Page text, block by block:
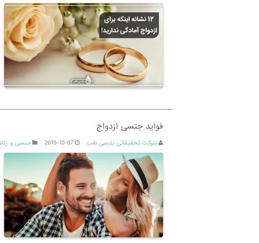
فواید جنسی ازدواج
شرکت تحقیقاتی پارسی طب 2015-10-07 جنسی و